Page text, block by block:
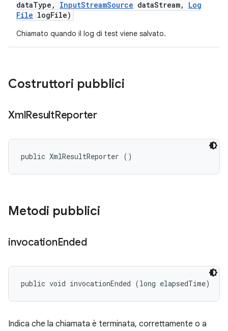
dataType , InputStreamSource dataStream,
Log
File logFile)
Chiamato quando il log di test viene salvato.
Costruttori pubblici
XmlResultReporter
public XmlResultReporter ()
Metodi pubblici
invocationEnded
public void invocationEnded (long elapsedTime)
Indica che la chiamata è terminata, correttamente o a